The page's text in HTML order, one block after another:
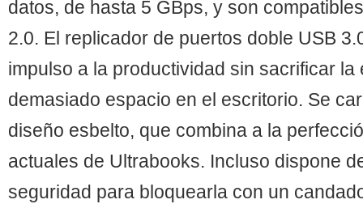
datos, de hasta 5 GBps, y son
2.0. El replicador de puertos doble USB
impulso a la productividad sin sacrificar la
demasiado espacio en el escritorio. Se
diseño esbelto, que combina a la
actuales de Ultrabooks. Incluso dispone
seguridad para bloquearla con un